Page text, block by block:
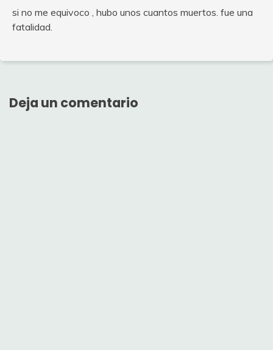
si no me equivoco , hubo unos cuantos muertos. fue una
fatalidad.
Deja un comentario